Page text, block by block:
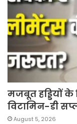
मजबूत हड्डियों
विटामिन-डी
August 5, 2026